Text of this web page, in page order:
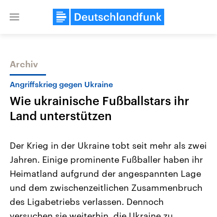
Close
Themen
Landtagswahl Sachsen-Anhalt
2026
Alle Informationen
Sachsen-Anhalt wählt am 6.
September 2026 einen neuen
Landtag. Seit 2021 wird das
Bundesland von einer Koalition aus
Aktuelle Beiträge,
Hintergründe
Wirtschaftlich und
gehören die Vereinigten
den mächtigsten Ländern
mit großem Einfluss auf
Archiv
Angriffskrieg gegen Ukraine
Wie ukrainische Fußballstars ihr
Land unterstützen
Der Krieg in der Ukraine tobt seit mehr als zwei
Jahren. Einige prominente Fußballer haben ihr
Heimatland aufgrund der angespannten Lage
und dem zwischenzeitlichen Zusammenbruch
des Ligabetriebs verlassen. Dennoch